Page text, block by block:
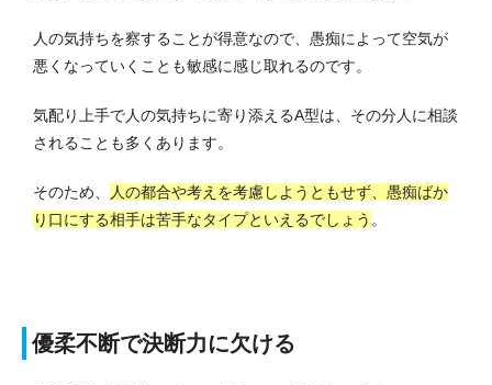
人の気持ちを察することが得意なので、愚痴によって空気が
悪くなっていくことも敏感に感じ取れるのです。
気配り上手で人の気持ちに寄り添えるA型は、その分人に相談
されることも多くあります。
そのため、
人の都合や考えを考慮しようともせず、愚痴ばか
り口にする相手は苦手なタイプといえるでしょう 。
優柔不断で決断力に欠ける